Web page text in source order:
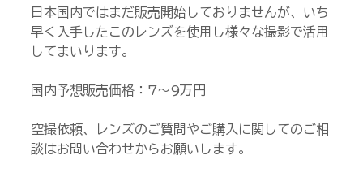
日本国内ではまだ販売開始しておりませんが、いち
早く入手したこのレンズを使用し様々な撮影で活用
してまいります。
国内予想販売価格：7～9万円
空撮依頼、レンズのご質問やご購入に関してのご相
談はお問い合わせからお願いします。